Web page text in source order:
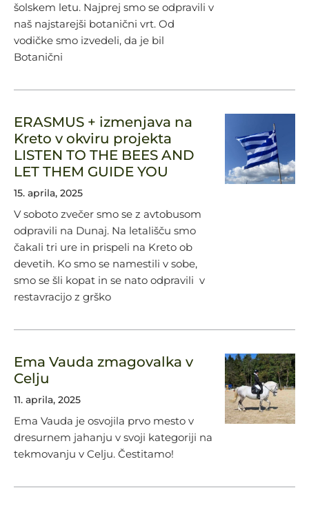
šolskem letu. Najprej smo se odpravili v
naš najstarejši botanični vrt. Od
vodičke smo izvedeli, da je bil
Botanični
ERASMUS + izmenjava na
Kreto v okviru projekta
LISTEN TO THE BEES AND
LET THEM GUIDE YOU
15. aprila, 2025
V soboto zvečer smo se z avtobusom
odpravili na Dunaj. Na letališču smo
čakali tri ure in prispeli na Kreto ob
devetih. Ko smo se namestili v sobe,
smo se šli kopat in se nato odpravili v
restavracijo z grško
Ema Vauda zmagovalka v
Celju
11. aprila, 2025
Ema Vauda je osvojila prvo mesto v
dresurnem jahanju v svoji kategoriji na
tekmovanju v Celju. Čestitamo!